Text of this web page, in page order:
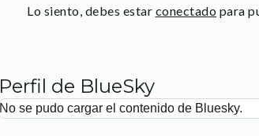
Lo siento, debes estar conectado para
Perfil de BlueSky
No se pudo cargar el contenido de Bluesky.